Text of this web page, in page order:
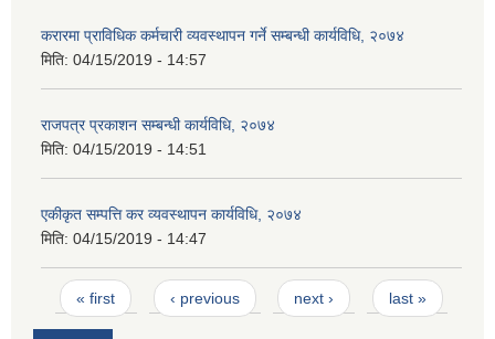
करारमा प्राविधिक कर्मचारी व्यवस्थापन गर्ने सम्बन्धी कार्यविधि, २०७४
मिति: 04/15/2019 - 14:57
राजपत्र प्रकाशन सम्बन्धी कार्यविधि, २०७४
मिति: 04/15/2019 - 14:51
एकीकृत सम्पत्ति कर व्यवस्थापन कार्यविधि, २०७४
मिति: 04/15/2019 - 14:47
Pages
« first ‹ previous next › last »